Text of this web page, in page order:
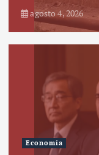
agosto 4, 2026
Economía